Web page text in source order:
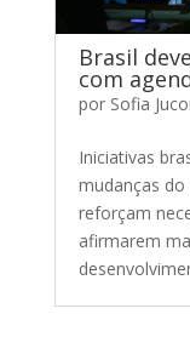
Brasil
com
por Sofia
Iniciativas
mudanças
reforçam
afirmarem